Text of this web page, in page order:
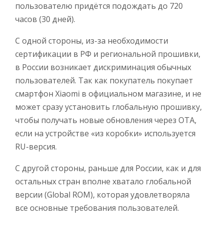
пользователю придётся подождать до 720
часов (30 дней).
С одной стороны, из-за необходимости
сертификации в РФ и региональной прошивки,
в России возникает дискриминация обычных
пользователей. Так как покупатель покупает
смартфон Xiaomi в официальном магазине, и не
может сразу установить глобальную прошивку,
чтобы получать новые обновления через OTA,
если на устройстве «из коробки» используется
RU-версия.
С другой стороны, раньше для России, как и для
остальных стран вполне хватало глобальной
версии (Global ROM), которая удовлетворяла
все основные требования пользователей.